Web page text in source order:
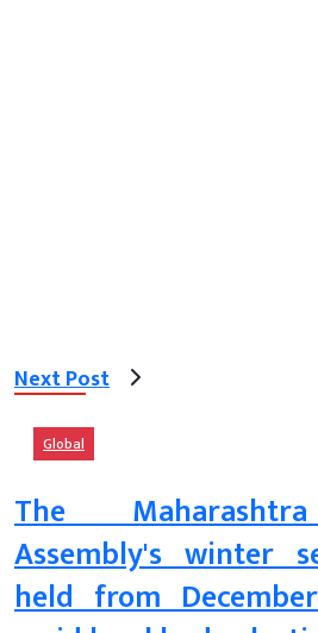
Next Post
Global
The
Assembly's winter
held from